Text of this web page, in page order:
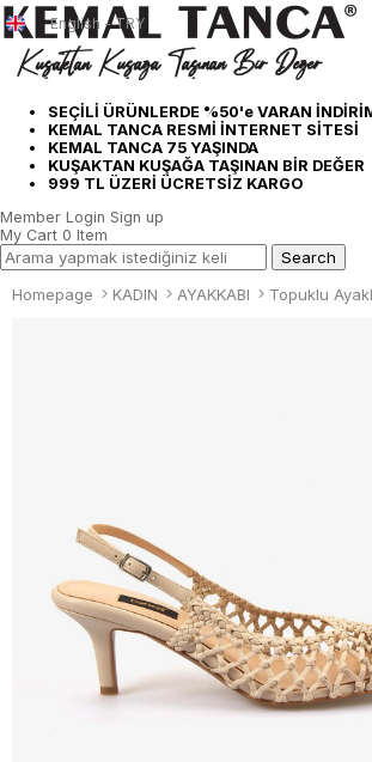
SEÇİLİ ÜRÜNLERDE %50'e VARAN
KEMAL TANCA RESMİ İNTERNET SİTESİ
KEMAL TANCA 75 YAŞINDA
KUŞAKTAN KUŞAĞA TAŞINAN BİR DEĞER
999 TL ÜZERİ ÜCRETSİZ KARGO
English - TRY
Member Login Sign up
My Cart 0 Item
Homepage KADIN AYAKKABI Topuklu